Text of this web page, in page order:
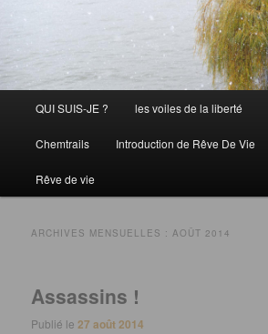
principal
QUI SUIS-JE ? les voiles de la liberté
Chemtrails Introduction de Rêve De Vie
Rêve de vie
ARCHIVES MENSUELLES :AOÛT 2014
Assassins !
Publié le27 août 2014